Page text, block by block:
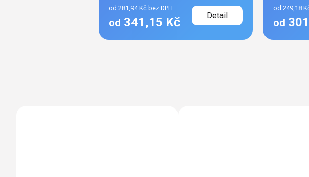
od 281,94 Kč bez DPH
od 341,15 Kč Detail
od 249,18
od